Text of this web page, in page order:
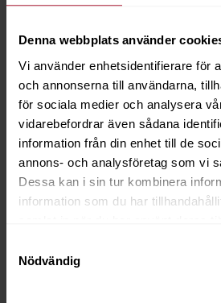
Denna webbplats använder
Vi använder enhetsidentifierare för
och annonserna till användarna,
för sociala medier och analysera
vidarebefordrar även sådana
information från din enhet till de
annons- och analysföretag som vi
Dessa kan i sin tur kombinera
information som du har
Nödvändig
ÖLJETT Svart 28B 12,5mm
3564-1240
Saldo1